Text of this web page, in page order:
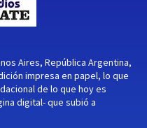
Aires, República Argentina,
impresa en papel, lo que
de lo que hoy es
digital- que subió a